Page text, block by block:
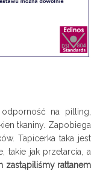
na pilling,
tkaniny. Zapobiega
Tapicerka taka jest
takie jak przetarcia, a
zastąpiliśmy rattanem